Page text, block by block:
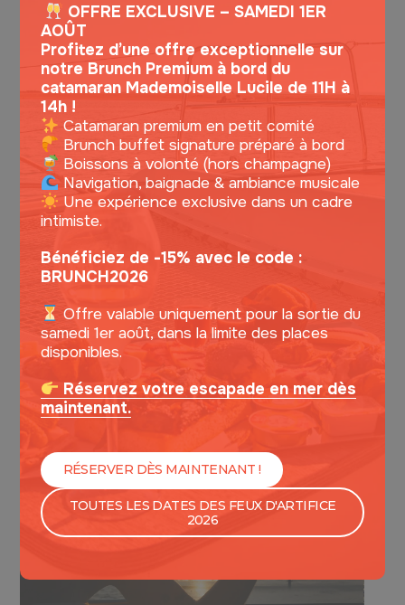
OFFRE EXCLUSIVE – SAMEDI 1ER
AOÛT
Profitez d’une offre exceptionnelle sur
notre Brunch Premium à bord du
catamaran Mademoiselle Lucile de 11H à
14h !
Catamaran premium en petit comité
Brunch buffet signature préparé à bord
Boissons à volonté (hors champagne)
Navigation, baignade & ambiance musicale
Une expérience exclusive dans un cadre
intimiste.
Bénéficiez de -15% avec le code :
BRUNCH2026
Offre valable uniquement pour la sortie du
samedi 1er août, dans la limite des places
disponibles.
Réservez votre escapade en mer dès
maintenant.
RÉSERVER DÈS MAINTENANT !
TOUTES LES DATES DES FEUX D'ARTIFICE
2026
SAMEDI - 7. DIMANCHE - EVJF - MLLE LUCILE
BRUNCH PREMIUM
MADEMOISELLE LUCILE - 28 PLACES